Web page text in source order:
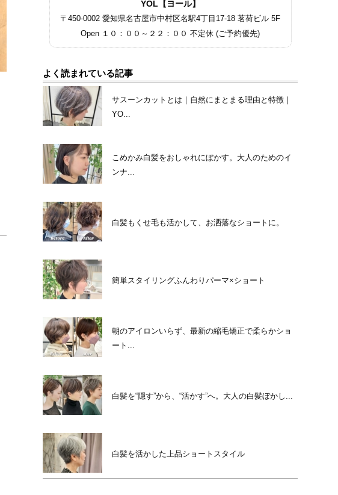
YOL【ヨール】
〒450-0002 愛知県名古屋市中村区名駅4丁目17-18 茗荷ビル 5F
Open １０：００～２２：００ 不定休 (ご予約優先)
よく読まれている記事
サスーンカットとは｜自然にまとまる理由と特徴｜
YO...
こめかみ白髪をおしゃれにぼかす。大人のためのイ
ンナ...
白髪もくせ毛も活かして、お洒落なショートに。
簡単スタイリングふんわりパーマ×ショート
朝のアイロンいらず、最新の縮毛矯正で柔らかショ
ート...
白髪を“隠す”から、“活かす”へ。大人の白髪ぼかし...
白髪を活かした上品ショートスタイル